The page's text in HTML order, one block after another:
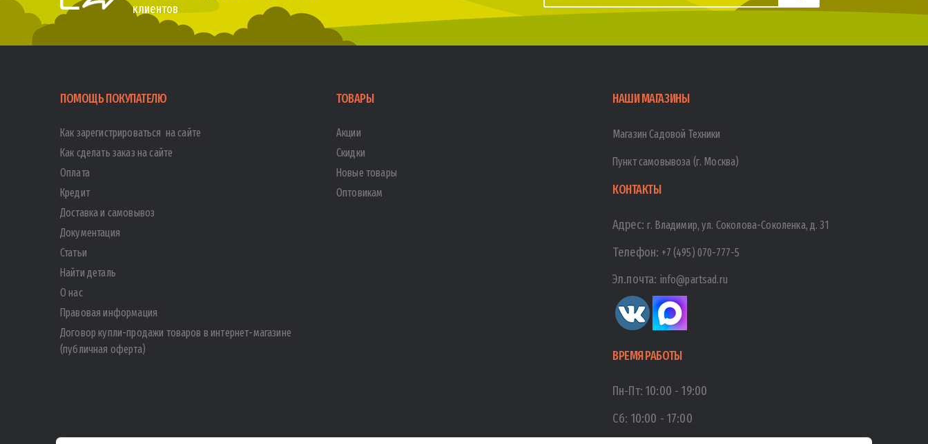
клиентов
ПОМОЩЬ ПОКУПАТЕЛЮ
Как зарегистрироваться на сайте
Как сделать заказ на сайте
Оплата
Кредит
Доставка и самовывоз
Документация
Статьи
Найти деталь
О нас
Правовая информация
Договор купли-продажи товаров в интернет-магазине
(публичная оферта)
ТОВАРЫ
Акции
Скидки
Новые товары
Оптовикам
НАШИ МАГАЗИНЫ
Магазин Садовой Техники
Пункт самовывоза (г. Москва)
КОНТАКТЫ
Адрес:г. Владимир, ул. Соколова-Соколенка, д. 31
Телефон: +7 (495) 070-777-5
Эл.почта: info@partsad.ru
ВРЕМЯ РАБОТЫ
Пн-Пт:10:00 -19:00
Сб: 10:00 - 17:00